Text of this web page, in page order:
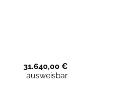
31.640,00 €
ausweisbar